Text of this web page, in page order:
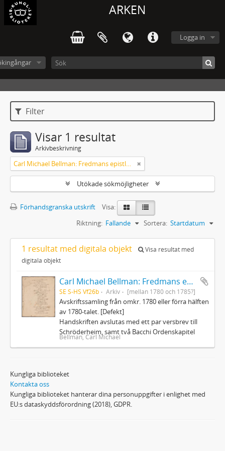
ARKEN
Logga in
Filter
Visar 1 resultat
Arkivbeskrivning
Carl Michael Bellman: Fredmans epistlar och sånger m.fl. Bellman-texter
Utökade sökmöjligheter
Förhandsgranska utskrift
Visa:
Sortera: Startdatum
Riktning: Fallande
1 resultat med digitala objekt
Visa resultat med
digitala objekt
Carl Michael Bellman: Fredmans epistlar och sånger m.fl. Bellman-texter
SE S-HS Vf26b Arkiv [mellan 1780 och 1785?]
Avskriftssamling från omkr. 1780 eller förra hälften
av 1780-talet. [Defekt]
Handskriften avslutas med ett par versbrev till
Schröderheim, samt två Bacchi Ordenskapitel
Bellman, Carl Michael
Kungliga biblioteket
Kontakta oss
Kungliga biblioteket hanterar dina personuppgifter i enlighet med
EU:s dataskyddsförordning (2018), GDPR.